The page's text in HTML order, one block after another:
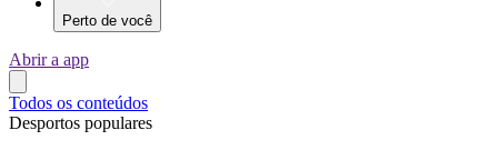
Perto de você
Abrir a app
Todos os conteúdos
Desportos populares